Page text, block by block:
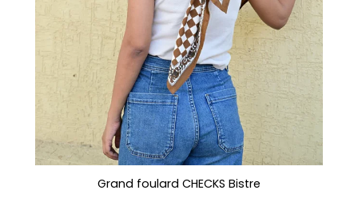
Grand foulard CHECKS Bistre